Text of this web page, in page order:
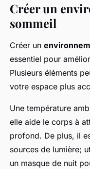
Créer un
sommeil
Créer un
essentiel pour
Plusieurs éléments
votre espace plus
Une température
elle aide le corps à
profond. De plus, il
sources de lumière;
un masque de nuit